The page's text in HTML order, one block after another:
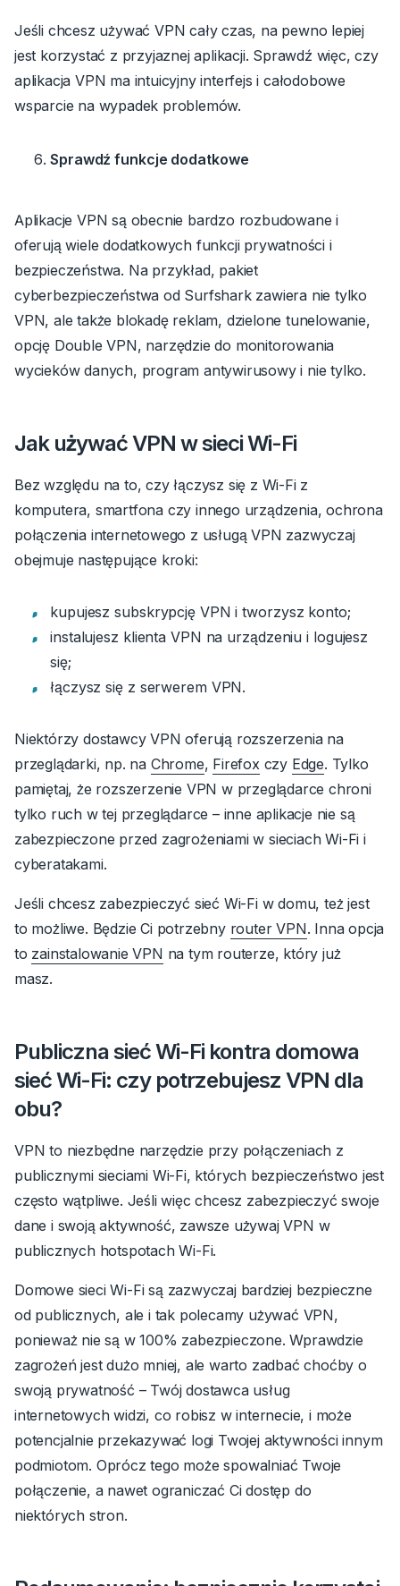
Jeśli chcesz używać VPN cały czas, na pewno lepiej
jest korzystać z przyjaznej aplikacji. Sprawdź więc, czy
aplikacja VPN ma intuicyjny interfejs i całodobowe
wsparcie na wypadek problemów.
Sprawdź funkcje dodatkowe
Aplikacje VPN są obecnie bardzo rozbudowane i
oferują wiele dodatkowych funkcji prywatności i
bezpieczeństwa. Na przykład, pakiet
cyberbezpieczeństwa od Surfshark zawiera nie tylko
VPN, ale także blokadę reklam, dzielone tunelowanie,
opcję Double VPN, narzędzie do monitorowania
wycieków danych, program antywirusowy i nie tylko.
Jak używać VPN w sieci Wi-Fi
Bez względu na to, czy łączysz się z Wi-Fi z
komputera, smartfona czy innego urządzenia, ochrona
połączenia internetowego z usługą VPN zazwyczaj
obejmuje następujące kroki:
kupujesz subskrypcję VPN i tworzysz konto;
instalujesz klienta VPN na urządzeniu i logujesz
się;
łączysz się z serwerem VPN.
Niektórzy dostawcy VPN oferują rozszerzenia na
przeglądarki, np. na Chrome, Firefoxczy Edge. Tylko
pamiętaj, że rozszerzenie VPN w przeglądarce chroni
tylko ruch w tej przeglądarce – inne aplikacje nie są
zabezpieczone przed zagrożeniami w sieciach Wi-Fi i
cyberatakami.
Jeśli chcesz zabezpieczyć sieć Wi-Fi w domu, też jest
to możliwe. Będzie Ci potrzebny router VPN. Inna opcja
to zainstalowanie VPN na tym routerze, który już
masz.
Publiczna sieć Wi-Fi kontra domowa
sieć Wi-Fi: czy potrzebujesz VPN dla
obu?
VPN to niezbędne narzędzie przy połączeniach z
publicznymi sieciami Wi-Fi, których bezpieczeństwo jest
często wątpliwe. Jeśli więc chcesz zabezpieczyć swoje
dane i swoją aktywność, zawsze używaj VPN w
publicznych hotspotach Wi-Fi.
Domowe sieci Wi-Fi są zazwyczaj bardziej bezpieczne
od publicznych, ale i tak polecamy używać VPN,
ponieważ nie są w 100% zabezpieczone. Wprawdzie
zagrożeń jest dużo mniej, ale warto zadbać choćby o
swoją prywatność – Twój dostawca usług
internetowych widzi, co robisz w internecie, i może
potencjalnie przekazywać logi Twojej aktywności innym
podmiotom. Oprócz tego może spowalniać Twoje
połączenie, a nawet ograniczać Ci dostęp do
niektórych stron.